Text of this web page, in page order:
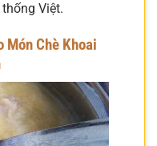
Việt.
Món Chè Khoai